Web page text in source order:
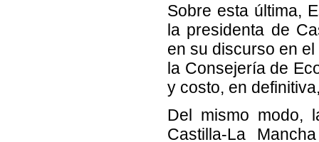
Sobre esta última,
la presidenta de
en su discurso en
la Consejería de
y costo, en
Del mismo modo,
Castilla-La